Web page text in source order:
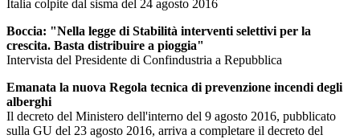
Italia colpite dal sisma del 24 agosto 2016
Boccia: "Nella legge di Stabilità interventi selettivi per la
crescita. Basta distribuire a pioggia"
Intervista del Presidente di Confindustria a Repubblica
Emanata la nuova Regola tecnica di prevenzione incendi degli
alberghi
Il decreto del Ministero dell'interno del 9 agosto 2016, pubblicato
sulla GU del 23 agosto 2016, arriva a completare il decreto del